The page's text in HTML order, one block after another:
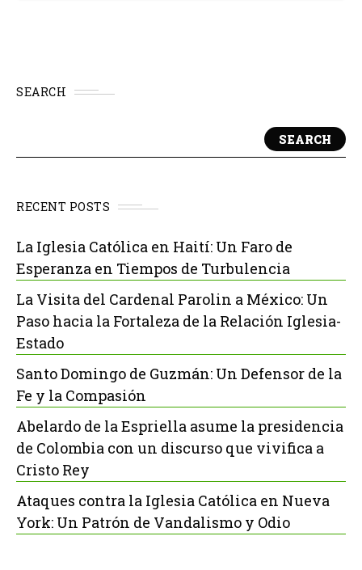
SEARCH
SEARCH
RECENT POSTS
La Iglesia Católica en Haití: Un Faro de
Esperanza en Tiempos de Turbulencia
La Visita del Cardenal Parolin a México: Un
Paso hacia la Fortaleza de la Relación Iglesia-
Estado
Santo Domingo de Guzmán: Un Defensor de la
Fe y la Compasión
Abelardo de la Espriella asume la presidencia
de Colombia con un discurso que vivifica a
Cristo Rey
Ataques contra la Iglesia Católica en Nueva
York: Un Patrón de Vandalismo y Odio